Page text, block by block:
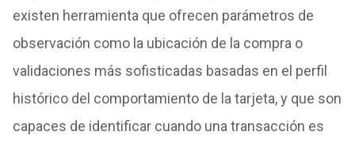
existen herramienta que ofrecen parámetros de
observación como la ubicación de la compra o
validaciones más sofisticadas basadas en el perfil
histórico del comportamiento de la tarjeta, y que son
capaces de identificar cuando una transacción es